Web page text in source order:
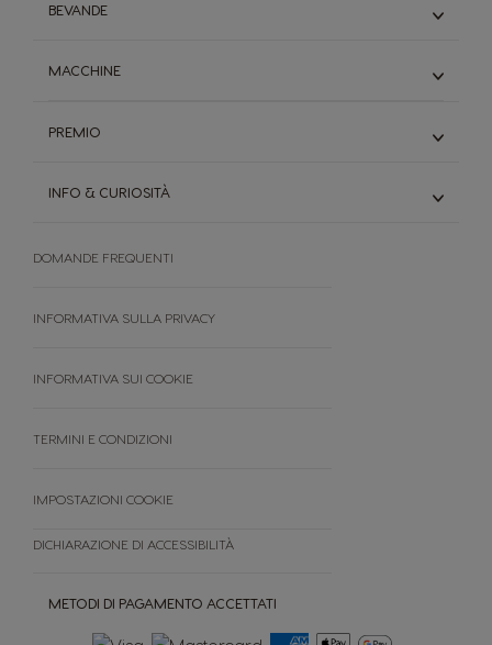
BEVANDE
Cioccolata
Tè
Scopri tutti I gusti
MACCHINE
Genio S Plus
Mini Me
PREMIO
Inserisci i codici
INFO & CURIOSITÀ
Il mondo del caffè
Premio
METODI DI PAGAMENTO ACCETTATI
DOMANDE FREQUENTI
INFORMATIVA SULLA PRIVACY
INFORMATIVA SUI COOKIE
TERMINI E CONDIZIONI
IMPOSTAZIONI COOKIE
DICHIARAZIONE DI ACCESSIBILITÀ